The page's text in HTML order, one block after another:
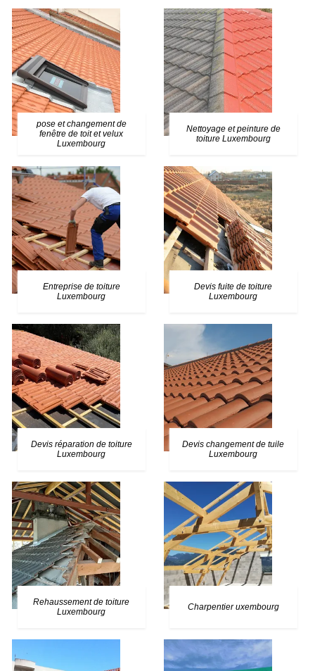
pose et changement de
fenêtre de toit et velux
Luxembourg
Nettoyage et peinture de
toiture Luxembourg
Entreprise de toiture
Luxembourg
Devis fuite de toiture
Luxembourg
Devis réparation de toiture
Luxembourg
Devis changement de tuile
Luxembourg
Rehaussement de toiture
Luxembourg
Charpentier uxembourg